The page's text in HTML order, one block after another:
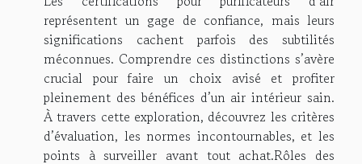
représentent un gage de confiance, mais leurs
significations cachent parfois des subtilités
méconnues. Comprendre ces distinctions s’avère
crucial pour faire un choix avisé et profiter
pleinement des bénéfices d’un air intérieur sain.
À travers cette exploration, découvrez les critères
d’évaluation, les normes incontournables, et les
points à surveiller avant tout achat.Rôles des